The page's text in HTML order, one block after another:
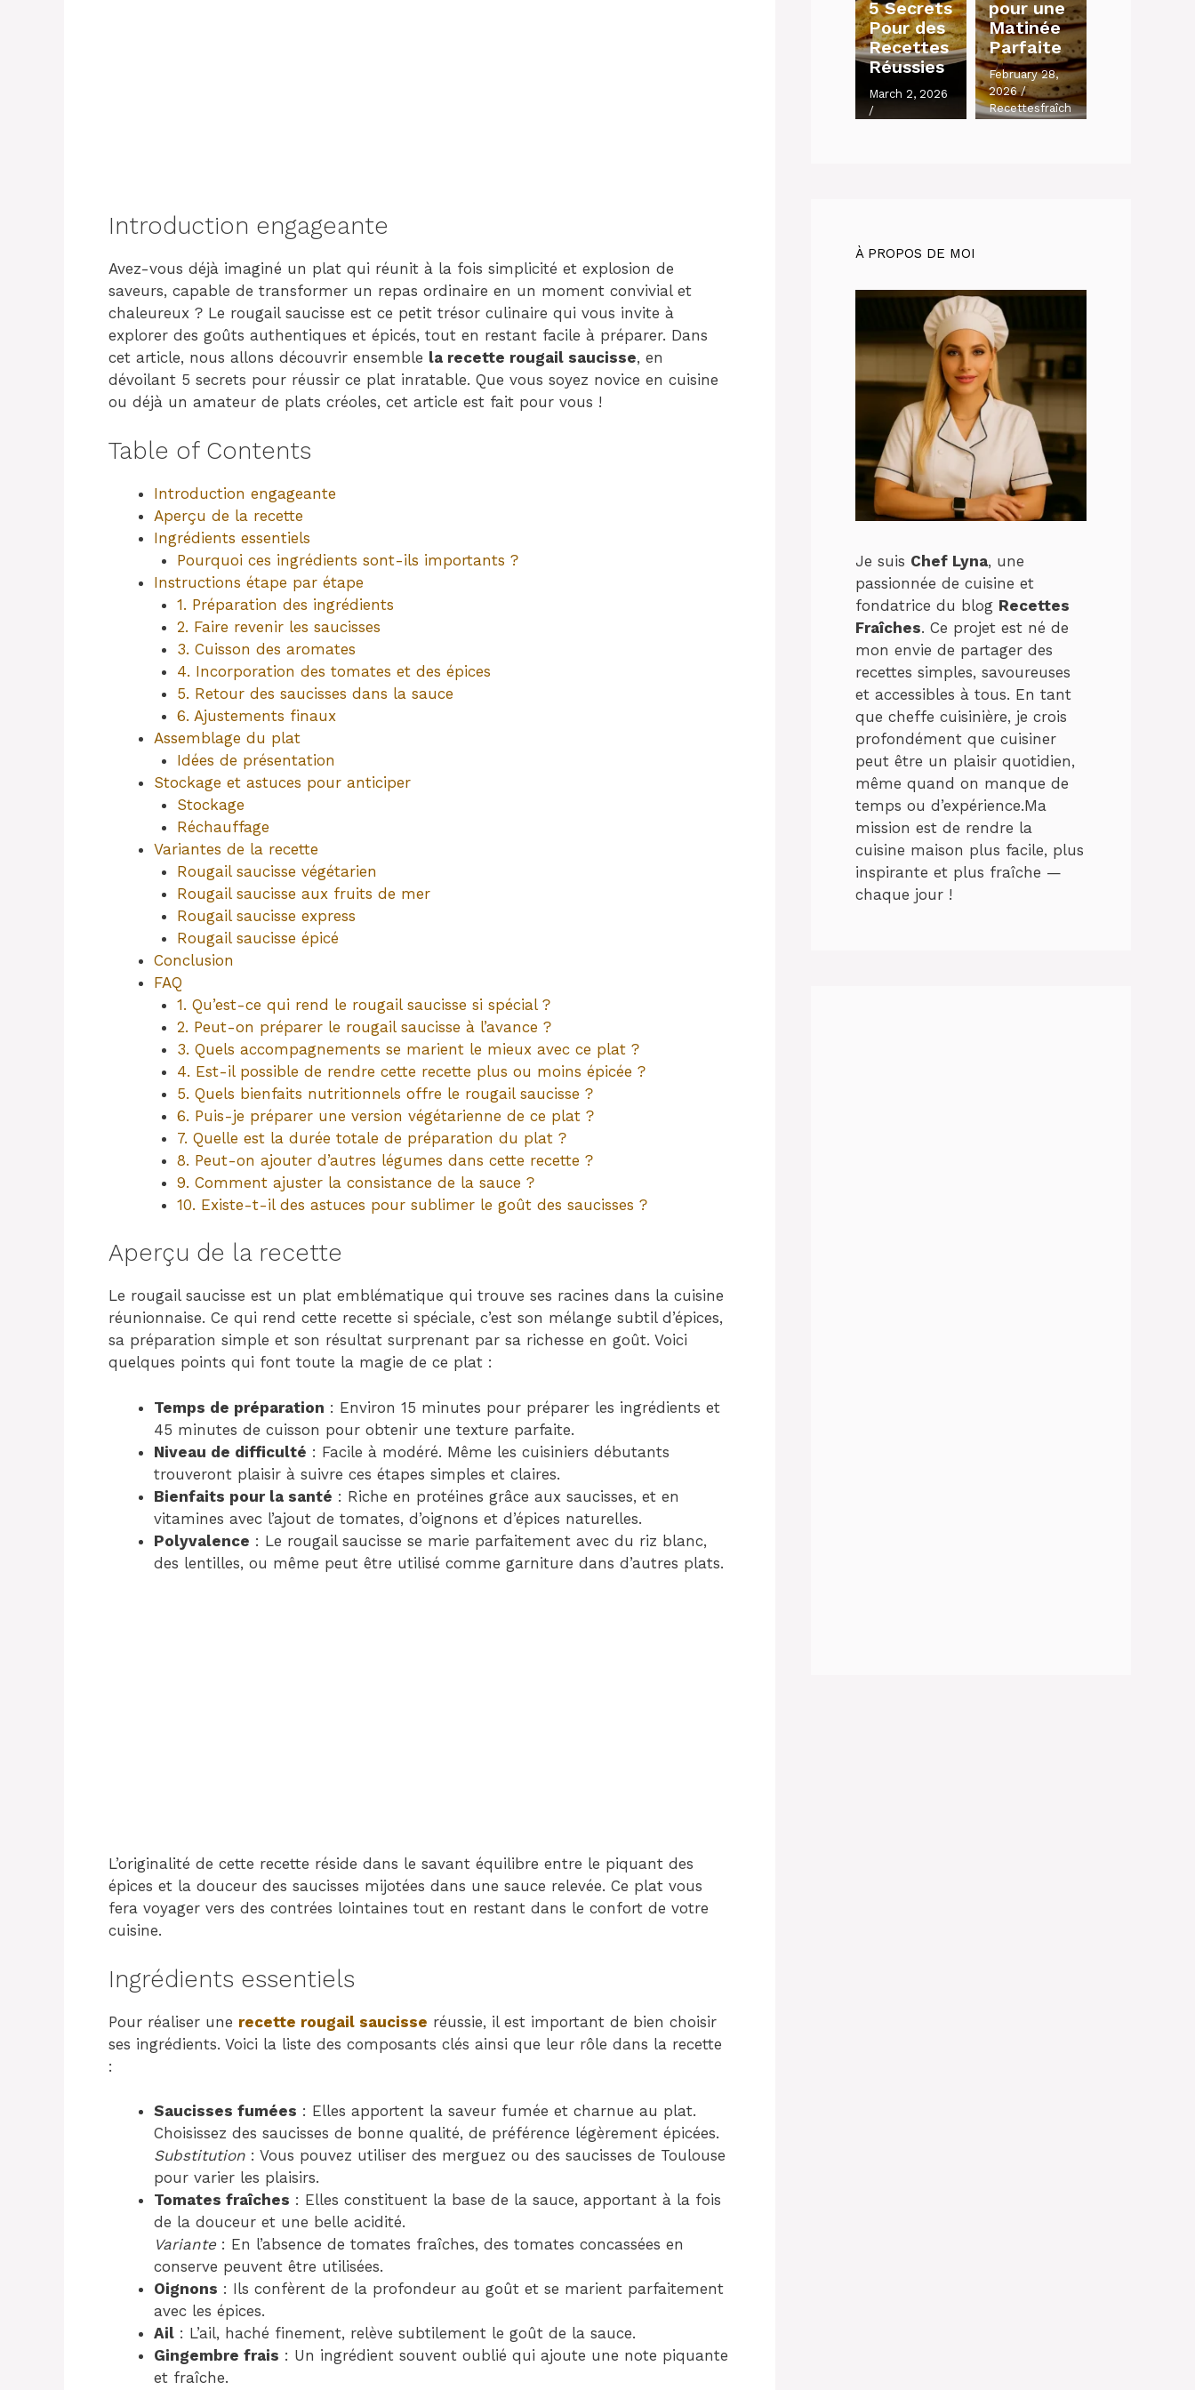
Introduction engageante
Avez-vous déjà imaginé un plat qui réunit à la fois simplicité et explosion de
saveurs, capable de transformer un repas ordinaire en un moment convivial et
chaleureux ? Le rougail saucisse est ce petit trésor culinaire qui vous invite à
explorer des goûts authentiques et épicés, tout en restant facile à préparer. Dans
cet article, nous allons découvrir ensemble la recette rougail saucisse, en
dévoilant 5 secrets pour réussir ce plat inratable. Que vous soyez novice en cuisine
ou déjà un amateur de plats créoles, cet article est fait pour vous !
Table of Contents
Introduction engageante
Aperçu de la recette
Ingrédients essentiels
Pourquoi ces ingrédients sont-ils importants ?
Instructions étape par étape
1. Préparation des ingrédients
2. Faire revenir les saucisses
3. Cuisson des aromates
4. Incorporation des tomates et des épices
5. Retour des saucisses dans la sauce
6. Ajustements finaux
Assemblage du plat
Idées de présentation
Stockage et astuces pour anticiper
Stockage
Réchauffage
Variantes de la recette
Rougail saucisse végétarien
Rougail saucisse aux fruits de mer
Rougail saucisse express
Rougail saucisse épicé
Conclusion
FAQ
1. Qu’est-ce qui rend le rougail saucisse si spécial ?
2. Peut-on préparer le rougail saucisse à l’avance ?
3. Quels accompagnements se marient le mieux avec ce plat ?
4. Est-il possible de rendre cette recette plus ou moins épicée ?
5. Quels bienfaits nutritionnels offre le rougail saucisse ?
6. Puis-je préparer une version végétarienne de ce plat ?
7. Quelle est la durée totale de préparation du plat ?
8. Peut-on ajouter d’autres légumes dans cette recette ?
9. Comment ajuster la consistance de la sauce ?
10. Existe-t-il des astuces pour sublimer le goût des saucisses ?
Aperçu de la recette
Le rougail saucisse est un plat emblématique qui trouve ses racines dans la cuisine
réunionnaise. Ce qui rend cette recette si spéciale, c’est son mélange subtil d’épices,
sa préparation simple et son résultat surprenant par sa richesse en goût. Voici
quelques points qui font toute la magie de ce plat :
Temps de préparation : Environ 15 minutes pour préparer les ingrédients et
45 minutes de cuisson pour obtenir une texture parfaite.
Niveau de difficulté : Facile à modéré. Même les cuisiniers débutants
trouveront plaisir à suivre ces étapes simples et claires.
Bienfaits pour la santé : Riche en protéines grâce aux saucisses, et en
vitamines avec l’ajout de tomates, d’oignons et d’épices naturelles.
Polyvalence : Le rougail saucisse se marie parfaitement avec du riz blanc,
des lentilles, ou même peut être utilisé comme garniture dans d’autres plats.
L’originalité de cette recette réside dans le savant équilibre entre le piquant des
épices et la douceur des saucisses mijotées dans une sauce relevée. Ce plat vous
fera voyager vers des contrées lointaines tout en restant dans le confort de votre
cuisine.
Ingrédients essentiels
Pour réaliser une recette rougail saucisse réussie, il est important de bien choisir
ses ingrédients. Voici la liste des composants clés ainsi que leur rôle dans la recette
:
Saucisses fumées : Elles apportent la saveur fumée et charnue au plat.
Choisissez des saucisses de bonne qualité, de préférence légèrement épicées.
Substitution : Vous pouvez utiliser des merguez ou des saucisses de Toulouse
pour varier les plaisirs.
Tomates fraîches : Elles constituent la base de la sauce, apportant à la fois
de la douceur et une belle acidité.
Variante : En l’absence de tomates fraîches, des tomates concassées en
conserve peuvent être utilisées.
Oignons : Ils confèrent de la profondeur au goût et se marient parfaitement
avec les épices.
Ail : L’ail, haché finement, relève subtilement le goût de la sauce.
Gingembre frais : Un ingrédient souvent oublié qui ajoute une note piquante
et fraîche.
5 Secrets
Pour des
Recettes
Réussies
March 2, 2026
/
pour une
Matinée
Parfaite
February 28,
2026/
Recettesfraîch
À PROPOS DE MOI
Je suis Chef Lyna, une
passionnée de cuisine et
fondatrice du blog Recettes
Fraîches. Ce projet est né de
mon envie de partager des
recettes simples, savoureuses
et accessibles à tous. En tant
que cheffe cuisinière, je crois
profondément que cuisiner
peut être un plaisir quotidien,
même quand on manque de
temps ou d’expérience.Ma
mission est de rendre la
cuisine maison plus facile, plus
inspirante et plus fraîche —
chaque jour !